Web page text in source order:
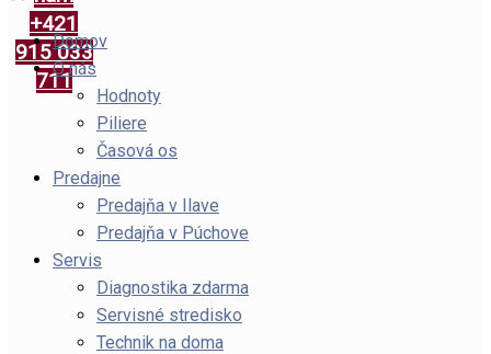
+421
915 033
711
Domov
O nás
Hodnoty
Piliere
Časová os
Predajne
Predajňa v Ilave
Predajňa v Púchove
Servis
Diagnostika zdarma
Servisné stredisko
Technik na doma